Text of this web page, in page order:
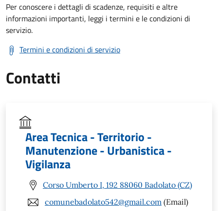
Per conoscere i dettagli di scadenze, requisiti e altre
informazioni importanti, leggi i termini e le condizioni di
servizio.
Termini e condizioni di servizio
Contatti
Area Tecnica - Territorio -
Manutenzione - Urbanistica -
Vigilanza
Corso Umberto I, 192 88060 Badolato (CZ)
comunebadolato542@gmail.com (Email)